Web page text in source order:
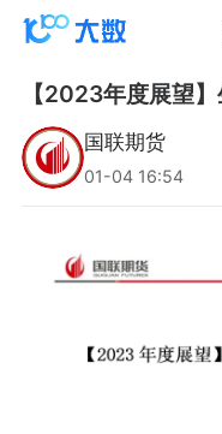
【2023年度展望
国联期货
01-04 16:54